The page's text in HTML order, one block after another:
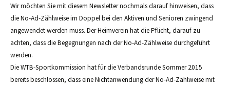
Wir möchten Sie mit diesem Newsletter nochmals darauf hinweisen, dass
die No-Ad-Zählweise im Doppel bei den Aktiven und Senioren zwingend
angewendet werden muss. Der Heimverein hat die Pflicht, darauf zu
achten, dass die Begegnungen nach der No-Ad-Zählweise durchgeführt
werden.
Die WTB-Sportkommission hat für die Verbandsrunde Sommer 2015
bereits beschlossen, dass eine Nichtanwendung der No-Ad-Zählweise mit